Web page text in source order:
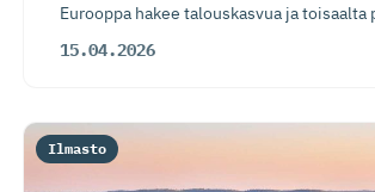
Eurooppa hakee talouskasvua ja toisaalta
15.04.2026
Ilmasto